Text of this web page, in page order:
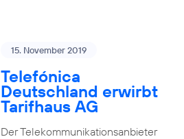
15. November 2019
Telefónica
Deutschland erwirbt
Tarifhaus AG
Der Telekommunikationsanbieter